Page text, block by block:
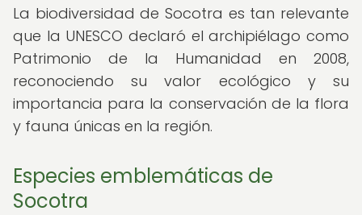
La biodiversidad de Socotra es tan relevante
que la UNESCO declaró el archipiélago como
Patrimonio de la Humanidad en 2008,
reconociendo su valor ecológico y su
importancia para la conservación de la flora
y fauna únicas en la región.
Especies emblemáticas de
Socotra